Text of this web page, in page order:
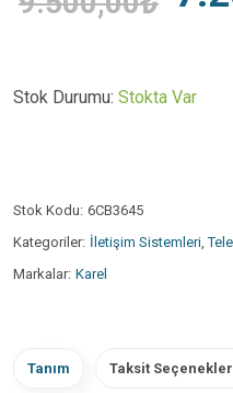
Stok Durumu: Stokta Var
Stok Kodu: 6CB3645
Kategoriler: İletişim Sistemleri,
Markalar: Karel
Tanım Taksit